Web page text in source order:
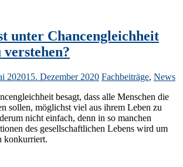
unter Chancengleichheit
202015. Dezember 2020 Fachbeiträge, News
besagt, dass alle Menschen die
sollen, möglichst viel aus ihrem Leben zu
nicht einfach, denn in so manchen
des gesellschaftlichen Lebens wird um
konkurriert.